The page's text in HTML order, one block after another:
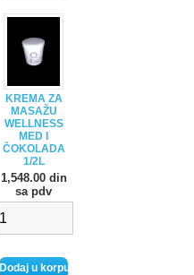
KREMA ZA
MASAŽU
WELLNESS
MED I
ČOKOLADA
1/2L
1,548.00 din
sa pdv